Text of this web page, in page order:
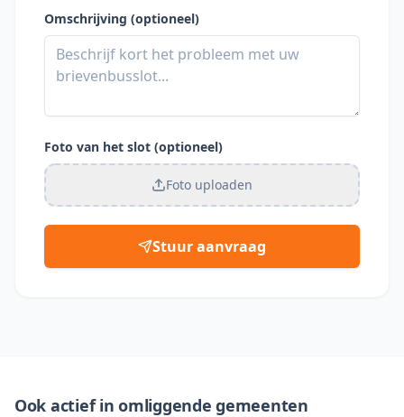
Omschrijving (optioneel)
Foto van het slot (optioneel)
Foto uploaden
Stuur aanvraag
Ook actief in omliggende gemeenten